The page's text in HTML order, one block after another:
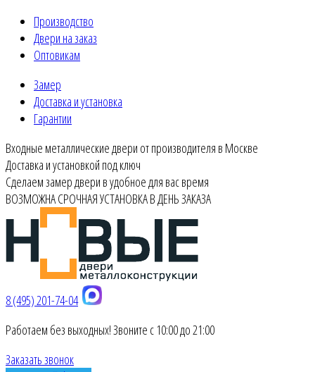
Производство
Двери на заказ
Оптовикам
Замер
Доставка и установка
Гарантии
Входные металлические двери от производителя в Москве
Доставка и установкой под ключ
Сделаем замер двери в удобное для вас время
ВОЗМОЖНА СРОЧНАЯ УСТАНОВКА В ДЕНЬ ЗАКАЗА
8 (495) 201-74-04
Работаем без выходных! Звоните с 10:00 до 21:00
Заказать звонок